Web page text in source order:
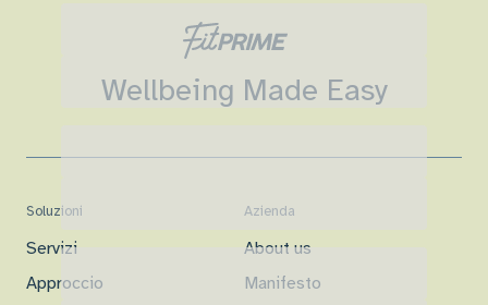
Wellbeing Made Easy
Soluzioni
Servizi
Approccio
Azienda
About us
Manifesto